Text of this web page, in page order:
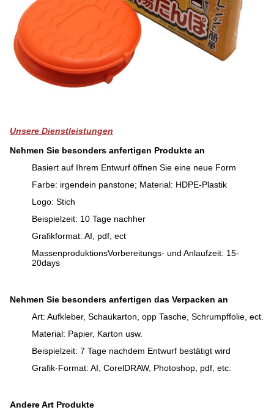
Unsere Dienstleistungen
Nehmen Sie besonders anfertigen Produkte an
Basiert auf Ihrem Entwurf öffnen Sie eine neue Form
Farbe: irgendein panstone; Material: HDPE-Plastik
Logo: Stich
Beispielzeit: 10 Tage nachher
Grafikformat: AI, pdf, ect
MassenproduktionsVorbereitungs- und Anlaufzeit: 15-
20days
Nehmen Sie besonders anfertigen das Verpacken an
Art: Aufkleber, Schaukarton, opp Tasche, Schrumpffolie, ect.
Material: Papier, Karton usw.
Beispielzeit: 7 Tage nachdem Entwurf bestätigt wird
Grafik-Format: AI, CorelDRAW, Photoshop, pdf, etc.
Andere Art Produkte